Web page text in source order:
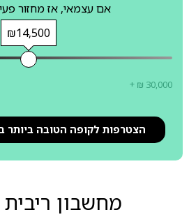
אם עצמאי, אז מחזור
₪14,500
+ ₪ 30,000
הצטרפות לקופה הטובה ביותר
מחשבון ריבית